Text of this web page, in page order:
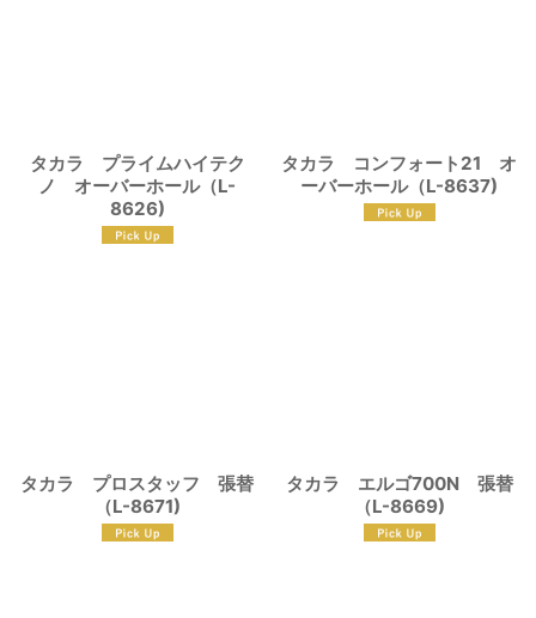
タカラ プライムハイテク
ノ オーバーホール（L-
8626)
タカラ コンフォート21 オ
ーバーホール（L-8637)
タカラ プロスタッフ 張替
（L-8671)
タカラ エルゴ700N 張替
（L-8669)